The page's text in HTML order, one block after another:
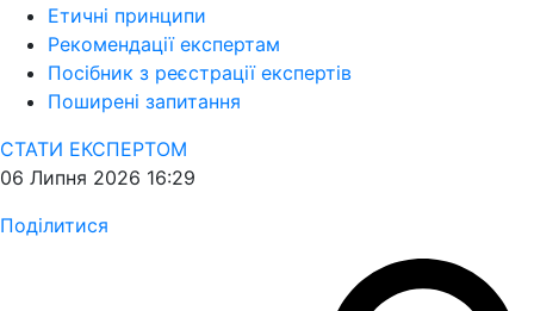
Етичні принципи
Рекомендації експертам
Посібник з реєстрації експертів
Поширені запитання
СТАТИ ЕКСПЕРТОМ
06 Липня 2026 16:29
Поділитися